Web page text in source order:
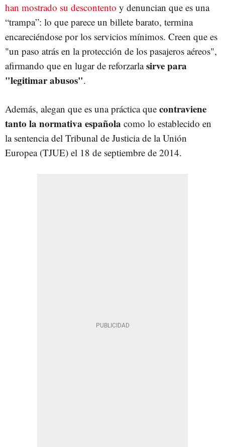
han mostrado su descontento y denuncian que es una
“trampa”: lo que parece un billete barato, termina
encareciéndose por los servicios mínimos. Creen que es
"un paso atrás en la protección de los pasajeros aéreos",
afirmando que en lugar de reforzarlasirve para
"legitimar abusos".
Además, alegan que es una práctica que contraviene
tanto la normativa española como lo establecido en
la sentencia del Tribunal de Justicia de la Unión
Europea (TJUE) el 18 de septiembre de 2014.